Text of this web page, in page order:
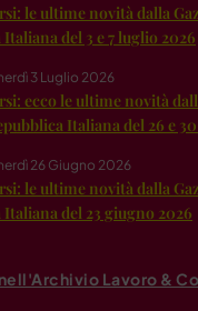
le ultime novità dalla
del 3 e 7 luglio 2026
3 Luglio 2026
ecco le ultime novità
Italiana del 26 e
26 Giugno 2026
le ultime novità dalla
del 23 giugno 2026
Lavoro &